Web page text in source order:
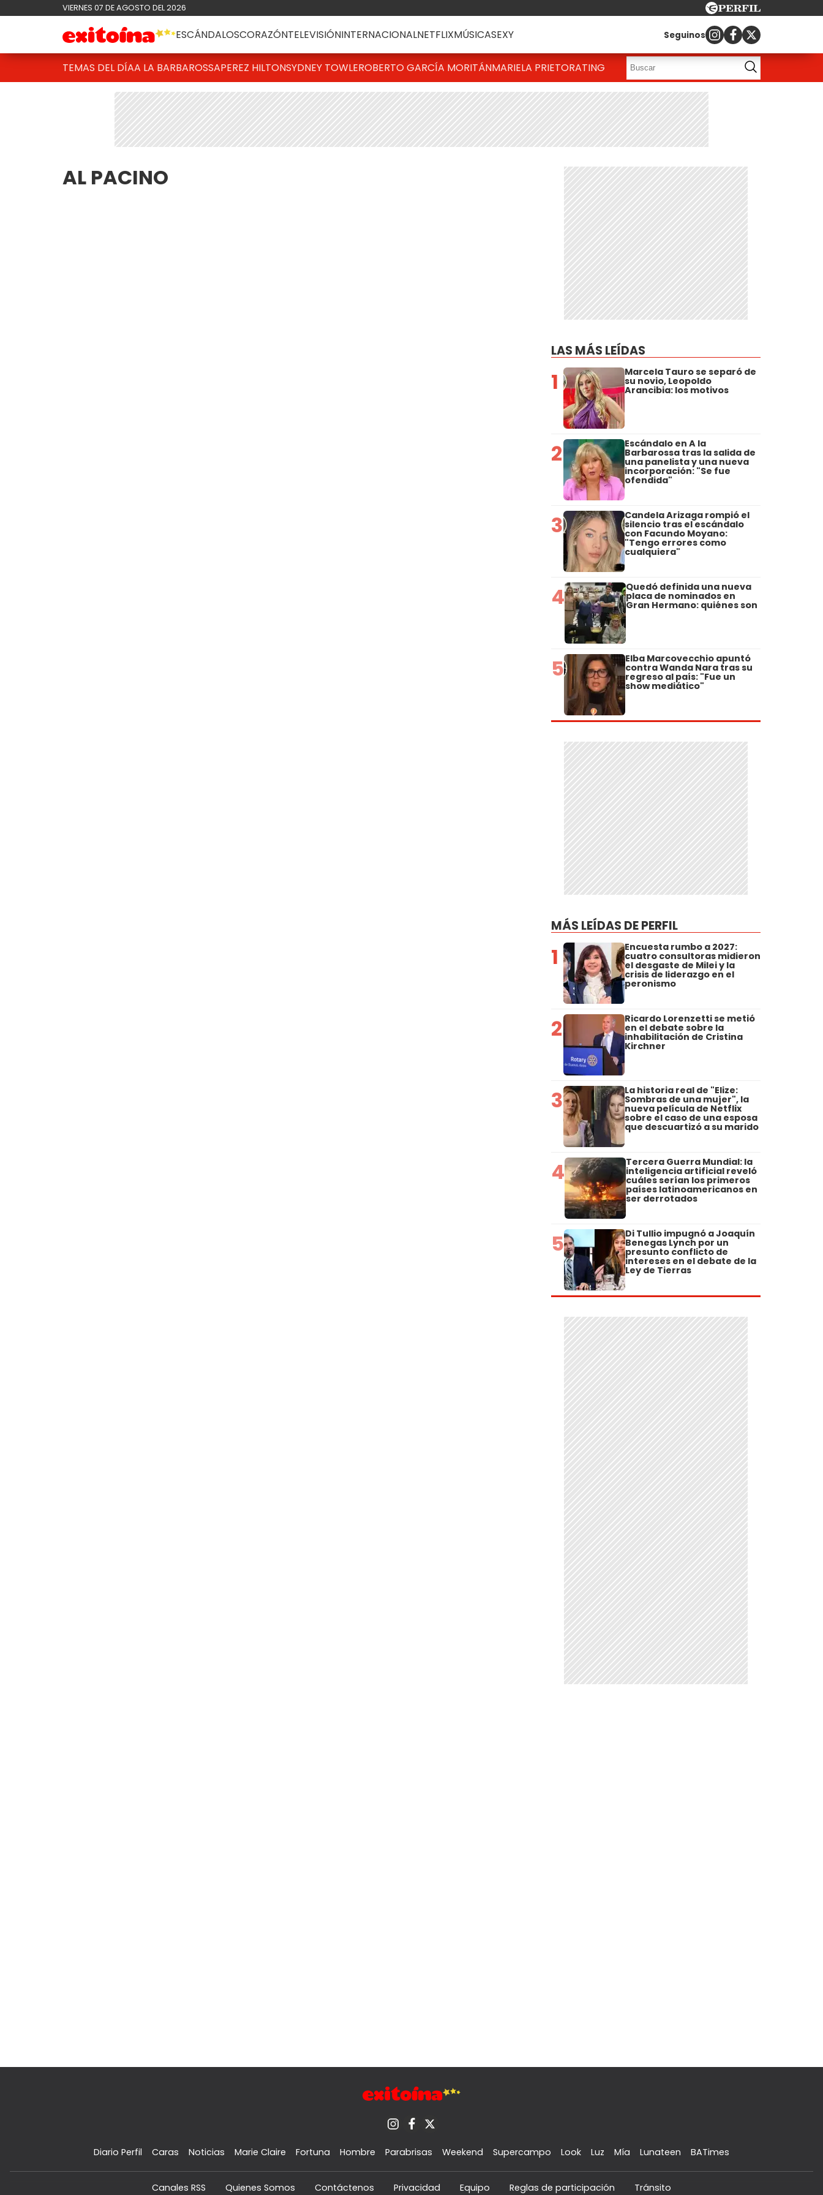
VIERNES 07 DE AGOSTO DEL 2026
ESCÁNDALOSCORAZÓNTELEVISIÓNINTERNACIONALNETFLIXMÚSICASEXY Seguinos
TEMAS DEL DÍAA LA BARBAROSSAPEREZ HILTONSYDNEY TOWLEROBERTO GARCÍA MORITÁNMARIELA PRIETORATING
AL PACINO
LAS MÁS LEÍDAS
1 Marcela Tauro se separó de
su novio, Leopoldo
Arancibia: los motivos
2 Escándalo en A la
Barbarossa tras la salida de
una panelista y una nueva
incorporación: "Se fue
ofendida"
3 Candela Arizaga rompió el
silencio tras el escándalo
con Facundo Moyano:
"Tengo errores como
cualquiera"
4 Quedó definida una nueva
placa de nominados en
Gran Hermano: quiénes son
5 Elba Marcovecchio apuntó
contra Wanda Nara tras su
regreso al país: "Fue un
show mediático"
MÁS LEÍDAS DE PERFIL
1 Encuesta rumbo a 2027:
cuatro consultoras midieron
el desgaste de Milei y la
crisis de liderazgo en el
peronismo
2 Ricardo Lorenzetti se metió
en el debate sobre la
inhabilitación de Cristina
Kirchner
3 La historia real de "Elize:
Sombras de una mujer", la
nueva película de Netflix
sobre el caso de una esposa
que descuartizó a su marido
4 Tercera Guerra Mundial: la
inteligencia artificial reveló
cuáles serían los primeros
países latinoamericanos en
ser derrotados
5 Di Tullio impugnó a Joaquín
Benegas Lynch por un
presunto conflicto de
intereses en el debate de la
Ley de Tierras
Diario Perfil Caras Noticias Marie Claire Fortuna Hombre Parabrisas Weekend Supercampo Look Luz Mía Lunateen BATimes
Canales RSS Quienes Somos Contáctenos Privacidad Equipo Reglas de participación Tránsito